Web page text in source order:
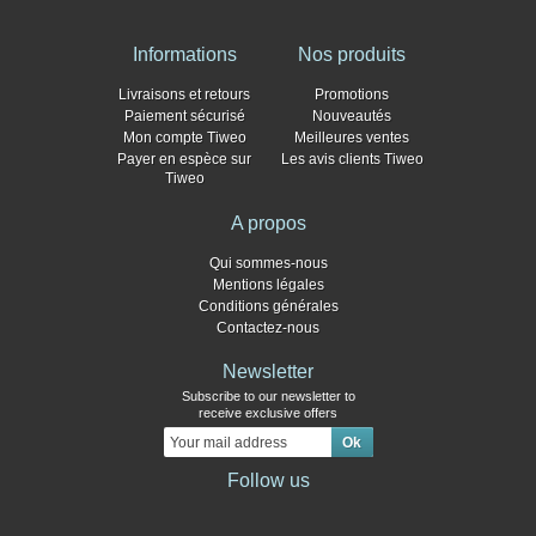
Informations
Livraisons et retours
Paiement sécurisé
Mon compte Tiweo
Payer en espèce sur
Tiweo
Nos produits
Promotions
Nouveautés
Meilleures ventes
Les avis clients Tiweo
A propos
Qui sommes-nous
Mentions légales
Conditions générales
Contactez-nous
Newsletter
Subscribe to our newsletter to
receive exclusive offers
Follow us